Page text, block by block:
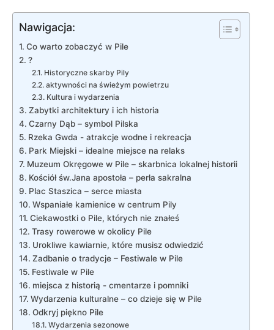
Nawigacja:
Co warto zobaczyć ​w ⁣Pile
?
Historyczne⁢ skarby Pily
aktywności na świeżym powietrzu
Kultura i wydarzenia
Zabytki architektury i ich historia
Czarny Dąb – symbol Pilska
Rzeka Gwda ⁤- atrakcje wodne i rekreacja
Park‌ Miejski – idealne miejsce na relaks
Muzeum Okręgowe ‌w Pile – ⁢skarbnica lokalnej historii
Kościół‍ św.Jana apostoła⁢ – perła sakralna
Plac Staszica – serce miasta
Wspaniałe kamienice w‌ centrum ⁣Pily
Ciekawostki o Pile, ⁢których​ nie znałeś
Trasy rowerowe ⁤w okolicy Pile
Urokliwe kawiarnie, które musisz odwiedzić
Zadbanie o tradycje – Festiwale w Pile
Festiwale w ​Pile
miejsca ⁢z historią ⁢- ⁢cmentarze i pomniki
Wydarzenia kulturalne – co dzieje ⁢się w Pile
Odkryj piękno Pile
Wydarzenia sezonowe